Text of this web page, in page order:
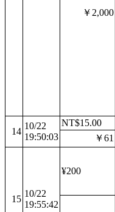
￥2,000
14
10/22
19:50:03
NT$15.00
￥61
15
10/22
19:55:42
¥200